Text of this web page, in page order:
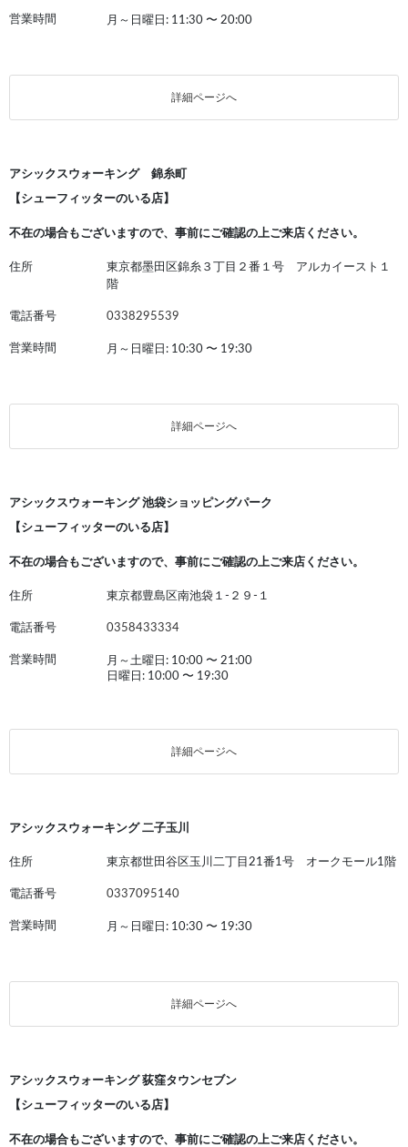
営業時間 月～日曜日: 11:30 〜 20:00
詳細ページへ
アシックスウォーキング 錦糸町
【シューフィッターのいる店】
不在の場合もございますので、事前にご確認の上ご来店ください。
住所
東京都墨田区錦糸３丁目２番１号 アルカイースト１
階
電話番号 0338295539
営業時間 月～日曜日: 10:30 〜 19:30
詳細ページへ
アシックスウォーキング 池袋ショッピングパーク
【シューフィッターのいる店】
不在の場合もございますので、事前にご確認の上ご来店ください。
住所 東京都豊島区南池袋１‐２９‐１
電話番号 0358433334
営業時間 月～土曜日: 10:00 〜 21:00
日曜日: 10:00 〜 19:30
詳細ページへ
アシックスウォーキング 二子玉川
住所 東京都世田谷区玉川二丁目21番1号 オークモール1階
電話番号 0337095140
営業時間 月～日曜日: 10:30 〜 19:30
詳細ページへ
アシックスウォーキング 荻窪タウンセブン
【シューフィッターのいる店】
不在の場合もございますので、事前にご確認の上ご来店ください。